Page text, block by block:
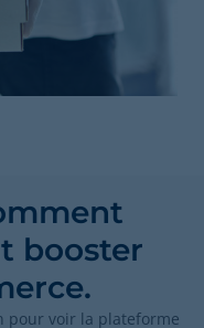
booster
pour voir la plateforme